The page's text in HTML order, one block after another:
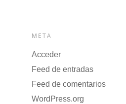
META
Acceder
Feed de entradas
Feed de comentarios
WordPress.org